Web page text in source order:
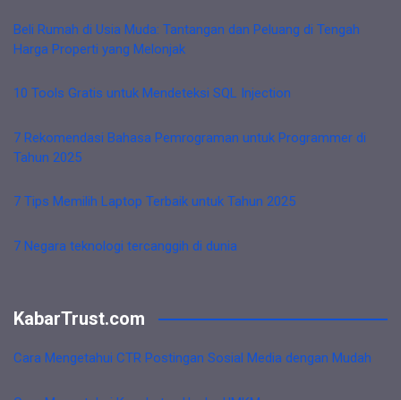
Beli Rumah di Usia Muda: Tantangan dan Peluang di Tengah
Harga Properti yang Melonjak
10 Tools Gratis untuk Mendeteksi SQL Injection
7 Rekomendasi Bahasa Pemrograman untuk Programmer di
Tahun 2025
7 Tips Memilih Laptop Terbaik untuk Tahun 2025
7 Negara teknologi tercanggih di dunia
KabarTrust.com
Cara Mengetahui CTR Postingan Sosial Media dengan Mudah